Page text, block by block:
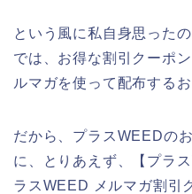
という風に私自身思った
では、お得な割引クーポ
ルマガを使って配布する
だから、プラスWEEDの
に、とりあえず、【プラ
ラスWEED メルマガ割引